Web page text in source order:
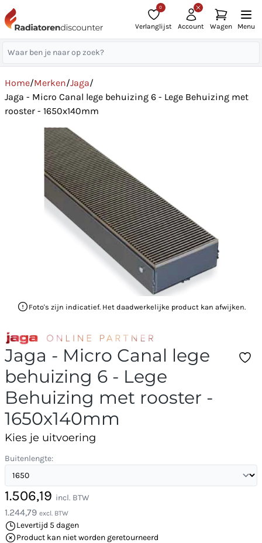
0
Verlanglijst Account Wagen Menu
Home/Merken/Jaga/
Jaga - Micro Canal lege behuizing 6 - Lege Behuizing met
rooster - 1650x140mm
Foto's zijn indicatief. Het daadwerkelijke product kan afwijken.
Jaga - Micro Canal lege
behuizing 6 - Lege
Behuizing met rooster -
1650x140mm
Kies je uitvoering
Buitenlengte:
1.506,19 incl. BTW
1.244,79 excl. BTW
Levertijd 5 dagen
Product kan niet worden geretourneerd